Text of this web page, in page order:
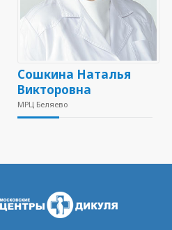
Сошкина Наталья
Викторовна
МРЦ Беляево